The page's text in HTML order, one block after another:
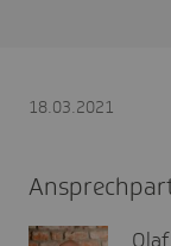
18.03.2021